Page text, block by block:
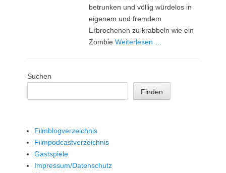
betrunken und völlig würdelos in
eigenem und fremdem
Erbrochenen zu krabbeln wie ein
ZombieWeiterlesen …
Suchen
Finden
Filmblogverzeichnis
Filmpodcastverzeichnis
Gastspiele
Impressum/Datenschutz